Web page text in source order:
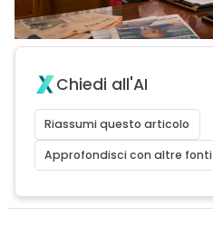
Chiedi all'AI
Riassumi questo articolo
Approfondisci con altre fonti